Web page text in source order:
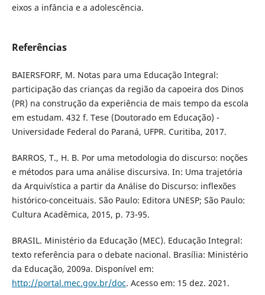
eixos a infância e a adolescência.
Referências
BAIERSFORF, M. Notas para uma Educação Integral:
participação das crianças da região da capoeira dos Dinos
(PR) na construção da experiência de mais tempo da escola
em estudam. 432 f. Tese (Doutorado em Educação) -
Universidade Federal do Paraná, UFPR. Curitiba, 2017.
BARROS, T., H. B. Por uma metodologia do discurso: noções
e métodos para uma análise discursiva. In: Uma trajetória
da Arquivística a partir da Análise do Discurso: inflexões
histórico-conceituais. São Paulo: Editora UNESP; São Paulo:
Cultura Acadêmica, 2015, p. 73-95.
BRASIL. Ministério da Educação (MEC). Educação Integral:
texto referência para o debate nacional. Brasília: Ministério
da Educação, 2009a. Disponível em:
http://portal.mec.gov.br/doc. Acesso em: 15 dez. 2021.